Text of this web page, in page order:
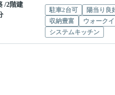
/2階建
駐車2台可 陽当り良
収納豊富
ウォーク
システムキッチン